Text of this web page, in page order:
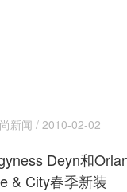
新闻 / 2010-02-02
Deyn和
& City春季新装